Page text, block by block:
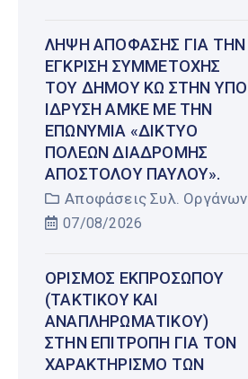
ΛΉΨΗ ΑΠΌΦΑΣΗΣ ΓΙΑ ΤΗΝ
ΈΓΚΡΙΣΗ ΣΥΜΜΕΤΟΧΉΣ
ΤΟΥ ΔΉΜΟΥ ΚΩ ΣΤΗΝ ΥΠΌ
ΊΔΡΥΣΗ ΑΜΚΕ ΜΕ ΤΗΝ
ΕΠΩΝΥΜΊΑ «ΔΊΚΤΥΟ
ΠΌΛΕΩΝ ΔΙΑΔΡΟΜΉΣ
ΑΠΟΣΤΌΛΟΥ ΠΑΎΛΟΥ».
Αποφάσεις Συλ. Οργάνων
07/08/2026
ΟΡΙΣΜΌΣ ΕΚΠΡΟΣΏΠΟΥ
(ΤΑΚΤΙΚΟΎ ΚΑΙ
ΑΝΑΠΛΗΡΩΜΑΤΙΚΟΎ)
ΣΤΗΝ ΕΠΙΤΡΟΠΉ ΓΙΑ ΤΟΝ
ΧΑΡΑΚΤΗΡΙΣΜΌ ΤΩΝ